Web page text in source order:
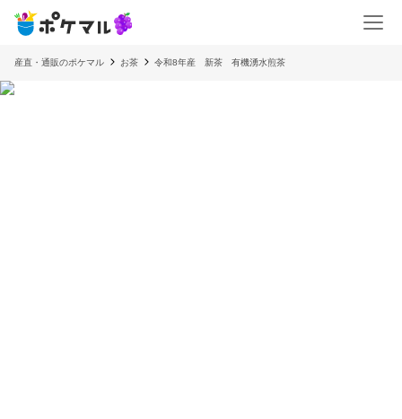
産直・通販のポケマル お茶 令和8年産 新茶 有機湧水煎茶